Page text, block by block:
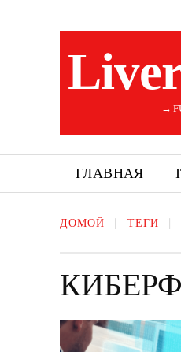
———→
ГЛАВНАЯ
ДОМОЙ ТЕГИ